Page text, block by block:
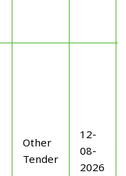
Other
Tender
12-
08-
2026